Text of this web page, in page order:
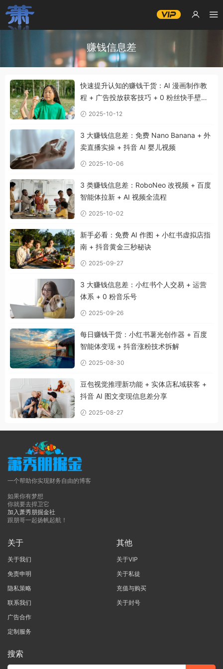
赚钱信息差
快速提升认知的赚钱干货：AI 漫画制作教
程 + 广告投放获客技巧 + 0 粉丝快手壁纸
赚钱法
2025-10-12
3 大赚钱信息差：免费 Nano Banana + 外
卖直播实操 + 抖音 AI 婴儿视频
2025-10-06
3 类赚钱信息差：RoboNeo 改视频 + 百度
智能体拉新 + AI 视频全流程
2025-10-02
新手必看：免费 AI 作图 + 小红书虚拟店指
南 + 抖音黄金三秒秘诀
2025-09-27
3 大赚钱信息差：小红书个人交易 + 运营
体系 + 0 粉音乐号
2025-09-26
每日赚钱干货：小红书薯光创作器 + 百度
智能体变现 + 抖音涨粉技术拆解
2025-08-30
豆包视觉推理新功能 + 实体店私域获客 +
抖音 AI 图文变现信息差分享
2025-08-27
一个帮助你实现财务自由的博客
如果你有梦想
你就要去捍卫它
加入萧秀朋掘金社
跟朋哥一起扬帆起航！
关于
关于我们
免责申明
隐私策略
联系我们
广告合作
定制服务
其他
关于VIP
关于私徒
充值与购买
关于封号
搜索